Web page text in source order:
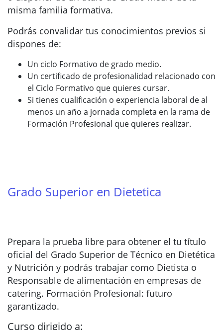
misma familia formativa.
Podrás convalidar tus conocimientos previos si
dispones de:
Un ciclo Formativo de grado medio.
Un certificado de profesionalidad relacionado con
el Ciclo Formativo que quieres cursar.
Si tienes cualificación o experiencia laboral de al
menos un año a jornada completa en la rama de
Formación Profesional que quieres realizar.
Grado Superior en Dietetica
Prepara la prueba libre para obtener el tu título
oficial del Grado Superior de Técnico en Dietética
y Nutrición y podrás trabajar como Dietista o
Responsable de alimentación en empresas de
catering. Formación Profesional: futuro
garantizado.
Curso dirigido a: